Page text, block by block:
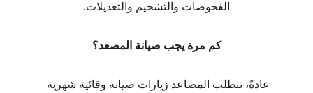
الفحوصات والتشحيم والتعديلات.
كم مرة يجب صيانة المصعد؟
عادةً، تتطلب المصاعد زيارات صيانة وقائية شهرية